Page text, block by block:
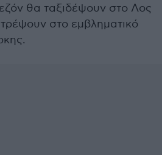
θα ταξιδέψουν στο Λος
στο εμβληματικό